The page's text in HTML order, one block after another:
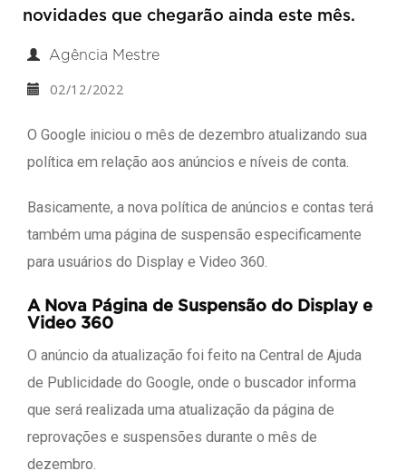
novidades que chegarão ainda este mês.
Agência Mestre
02/12/2022
O Google iniciou o mês de dezembro atualizando sua
política em relação aos anúncios e níveis de conta.
Basicamente, a nova política de anúncios e contas terá
também uma página de suspensão especificamente
para usuários do Display e Video 360.
A Nova Página de Suspensão do Display e
Video 360
O anúncio da atualização foi feito na Central de Ajuda
de Publicidade do Google, onde o buscador informa
que será realizada uma atualização da página de
reprovações e suspensões durante o mês de
dezembro.